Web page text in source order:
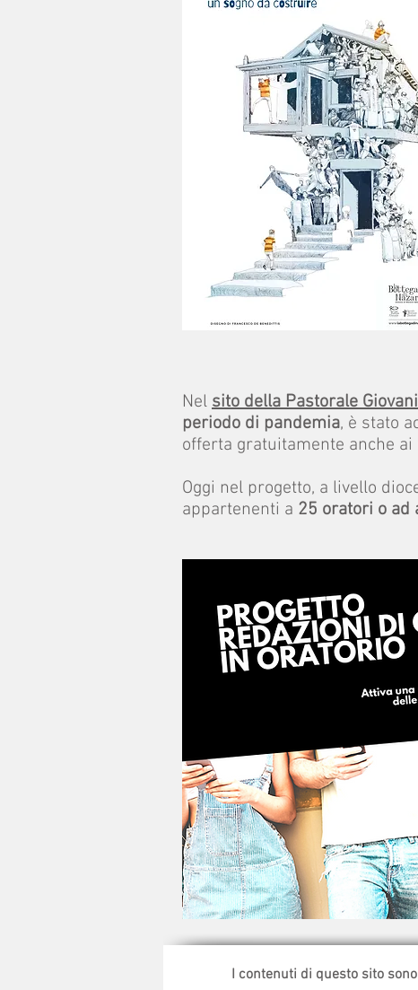
Nel sito della Pastorale
periodo di pandemia, è stato
offerta gratuitamente anche
Oggi nel progetto, a livello
appartenenti a 25 oratori o ad
I contenuti di questo sito